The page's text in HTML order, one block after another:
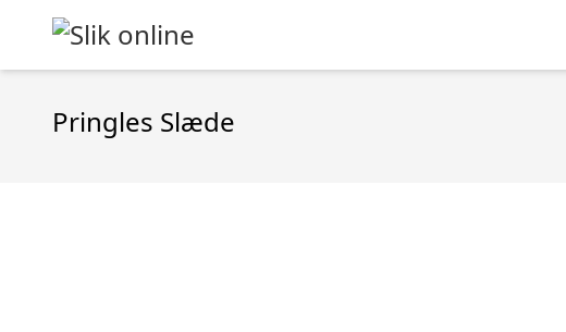
Pringles Slæde